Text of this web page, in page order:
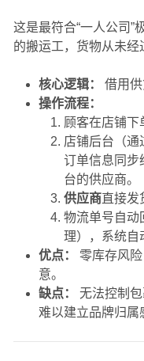
这是最符合“一人公司”
的搬运工，货物从未经
核心逻辑：
借用供
操作流程：
顾客在店铺下
店铺后台（通
订单信息同步
台的供应商。
供应商直接发
物流单号自动
理），系统自
优点：
零库存风
意。
缺点：
无法控制
难以建立品牌归属